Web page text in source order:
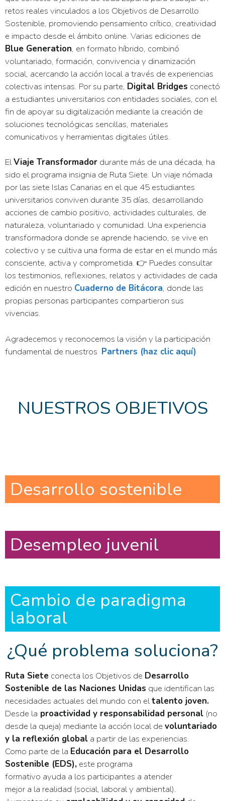
retos reales vinculados a los Objetivos de Desarrollo
Sostenible, promoviendo pensamiento crítico, creatividad
e impacto desde el ámbito online. Varias ediciones de
Blue Generation, en formato híbrido, combinó
voluntariado, formación, convivencia y dinamización
social, acercando la acción local a través de experiencias
colectivas intensas. Por su parte, Digital Bridges conectó
a estudiantes universitarios con entidades sociales, con el
fin de apoyar su digitalización mediante la creación de
soluciones tecnológicas sencillas, materiales
comunicativos y herramientas digitales útiles.
ElViaje Transformador durante más de una década, ha
sido el programa insignia de Ruta Siete. Un viaje nómada
por las siete Islas Canarias en el que 45 estudiantes
universitarios conviven durante 35 días, desarrollando
acciones de cambio positivo, actividades culturales, de
naturaleza, voluntariado y comunidad. Una experiencia
transformadora donde se aprende haciendo, se vive en
colectivo y se cultiva una forma de estar en el mundo más
consciente, activa y comprometida. 👉 Puedes consultar
los testimonios, reflexiones, relatos y actividades de cada
edición en nuestro Cuaderno de Bitácora, donde las
propias personas participantes compartieron sus
vivencias.
Agradecemos y reconocemos la visión y la participación
fundamental de nuestros Partners (haz clic aquí)
NUESTROS OBJETIVOS
Desarrollo sostenible
Desempleo juvenil
Cambio de paradigma
laboral
¿Qué problema soluciona?
Ruta Siete conecta los Objetivos de Desarrollo
Sostenible de las Naciones Unidas que identifican las
necesidades actuales del mundo con eltalento joven.
Desde la proactividad y responsabilidad personal (no
desde la queja) mediante la acción local de voluntariado
y la reflexión global a partir de las experiencias.
Como parte de la Educación para el Desarrollo
Sostenible (EDS), este programa
formativo ayuda a los participantes a atender
mejor a la realidad (social, laboral y ambiental).